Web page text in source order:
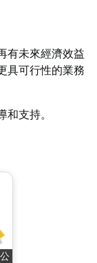
有未來經濟效益
具可行性的業務
支持。